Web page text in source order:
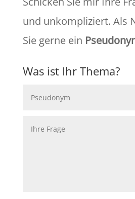
und unkompliziert. Als
Sie gerne ein
Was ist Ihr Thema?